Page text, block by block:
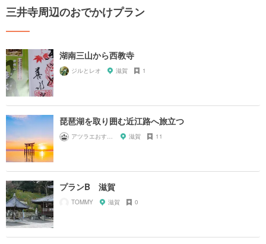
三井寺周辺のおでかけプラン
湖南三山から西教寺
ジルとレオ 滋賀 1
琵琶湖を取り囲む近江路へ旅立つ
アツラエおすすめ旅プラン！ 滋賀 11
プランB 滋賀
TOMMY 滋賀 0